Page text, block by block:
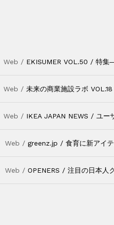
Web / EKISUMER VOL.50 / 特集
Web /未来の商業施設ラボ VOL.18
Web / IKEA JAPAN NEWS / ユー
Web /greenz.jp / 食育に新アイテ
Web /OPENERS / 注目の日本人